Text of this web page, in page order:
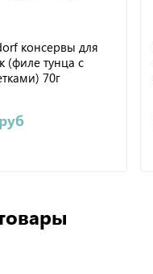
консервы для
(филе тунца с
70г